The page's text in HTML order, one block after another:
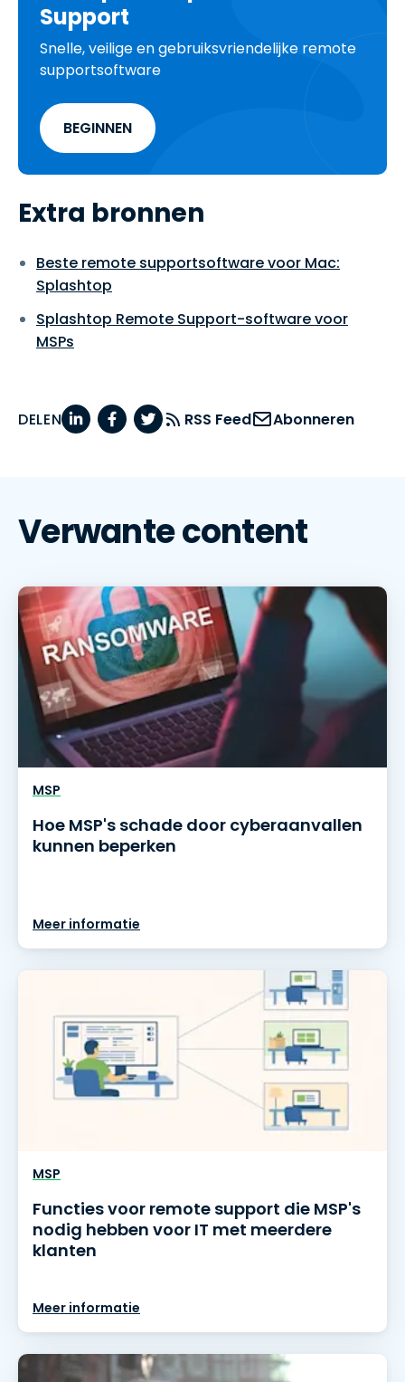
Support
Snelle, veilige en gebruiksvriendelijke remote
supportsoftware
BEGINNEN
Extra bronnen
Beste remote supportsoftware voor Mac:
Splashtop
Splashtop Remote Support-software voor
MSPs
DELEN RSS Feed Abonneren
Verwante content
MSP
Hoe MSP's schade door cyberaanvallen
kunnen beperken
Meer informatie
MSP
Functies voor remote support die MSP's
nodig hebben voor IT met meerdere
klanten
Meer informatie